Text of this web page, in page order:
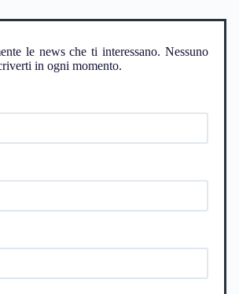
le news che ti interessano. Nessuno
in ogni momento.